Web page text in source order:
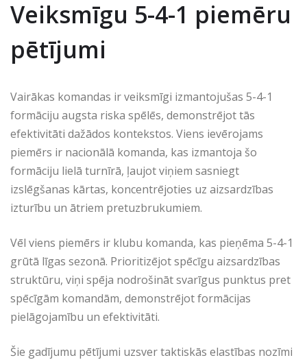
Veiksmīgu 5-4-1 piemēru
pētījumi
Vairākas komandas ir veiksmīgi izmantojušas 5-4-1
formāciju augsta riska spēlēs, demonstrējot tās
efektivitāti dažādos kontekstos. Viens ievērojams
piemērs ir nacionālā komanda, kas izmantoja šo
formāciju lielā turnīrā, ļaujot viņiem sasniegt
izslēgšanas kārtas, koncentrējoties uz aizsardzības
izturību un ātriem pretuzbrukumiem.
Vēl viens piemērs ir klubu komanda, kas pieņēma 5-4-1
grūtā līgas sezonā. Prioritizējot spēcīgu aizsardzības
struktūru, viņi spēja nodrošināt svarīgus punktus pret
spēcīgām komandām, demonstrējot formācijas
pielāgojamību un efektivitāti.
Šie gadījumu pētījumi uzsver taktiskās elastības nozīmi